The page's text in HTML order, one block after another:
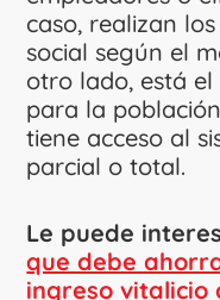
caso, realizan
social según el
otro lado, está el
para la
tiene acceso al
parcial o total.
Le puede
que debe
ingreso vitalicio